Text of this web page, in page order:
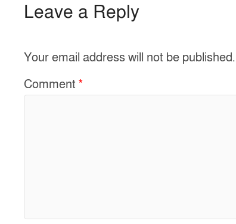
Leave a Reply
Your email address will not be published.
Comment*